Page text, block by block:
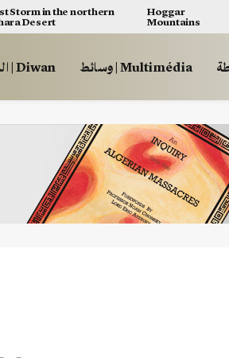
Storm in the northern
Desert
Hoggar
Mountains
الديوان | Diwan وسائط | Multimédia